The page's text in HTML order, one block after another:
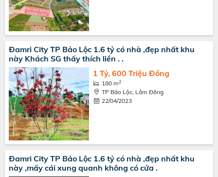
Đamri City TP Bảo Lộc 1.6 tỷ có nhà ,đẹp nhất khu
này Khách SG thấy thích liền . .
1 Tỷ, 600 Triệu Đồng
180 m2
TP Bảo Lộc, Lâm Đồng
22/04/2023
Đamri City TP Bảo Lộc 1.6 tỷ có nhà ,đẹp nhất khu
này ,mấy cái xung quanh không có cửa .